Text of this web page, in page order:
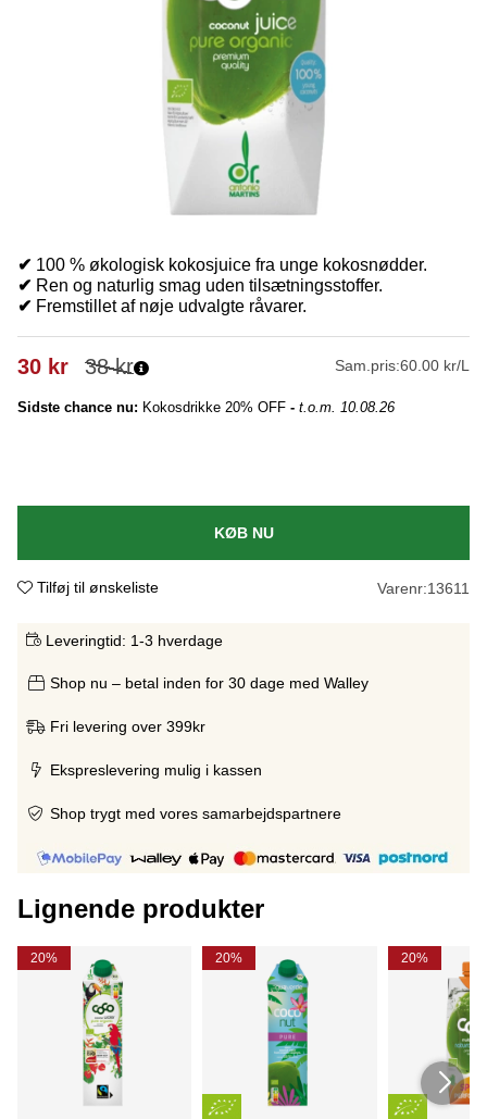
✔ 100 % økologisk kokosjuice fra unge kokosnødder.
✔ Ren og naturlig smag uden tilsætningsstoffer.
✔ Fremstillet af nøje udvalgte råvarer.
38kr
30 kr Sam.pris:60.00 kr/L
Sidste chance nu: Kokosdrikke 20% OFF - t.o.m. 10.08.26
KØB NU
Tilføj til ønskeliste Varenr:13611
Leveringtid: 1-3 hverdage
Shop nu – betal inden for 30 dage med Walley
Fri levering over 399kr
Ekspreslevering mulig i kassen
Shop trygt med vores samarbejdspartnere
Lignende produkter
20% 20% 20%